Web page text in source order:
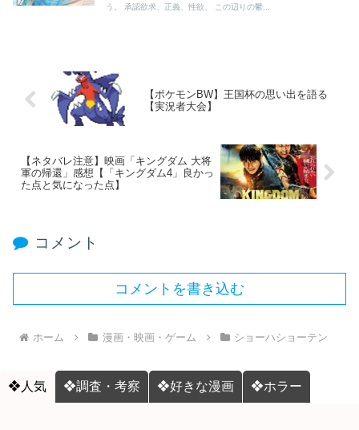
う。 承認欲求、正義、性欲、 この辺りの鬱...
【ポケモンBW】王国杯の思い出を語る
【実況者大会】
【ネタバレ注意】映画「キングダム 大将
軍の帰還」感想【「キングダム4」良かっ
た点と気になった点】
コメント
コメントを書き込む
ホーム 漫画・映画・ゲーム ショーハショーテン
❖人気 ❖調査・考察 ❖好きな漫画 ❖ホラー